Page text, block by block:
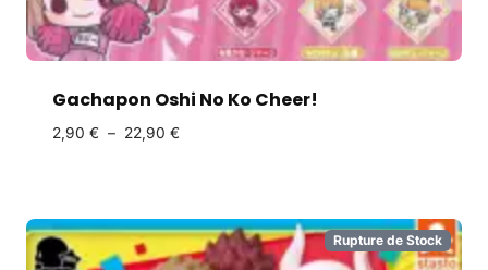
Gachapon Oshi No Ko Cheer!
2,90 € – 22,90 €
Rupture de Stock